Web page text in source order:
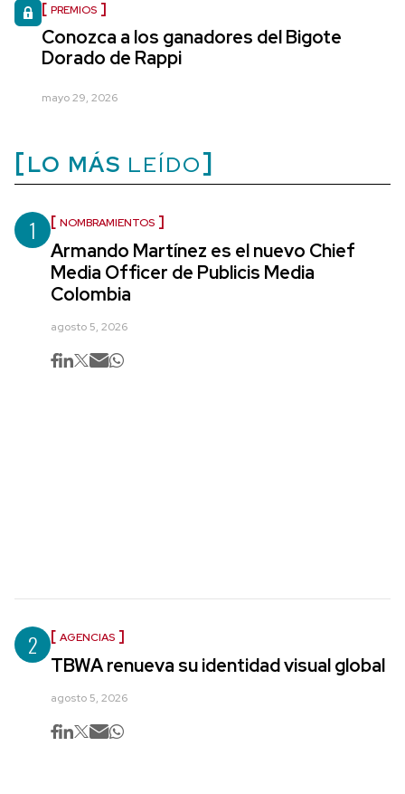
PREMIOS
Conozca a los ganadores del Bigote
Dorado de Rappi
mayo 29, 2026
LO MÁS LEÍDO
1 NOMBRAMIENTOS
Armando Martínez es el nuevo Chief
Media Officer de Publicis Media
Colombia
agosto 5, 2026
2 AGENCIAS
TBWA renueva su identidad visual global
agosto 5, 2026